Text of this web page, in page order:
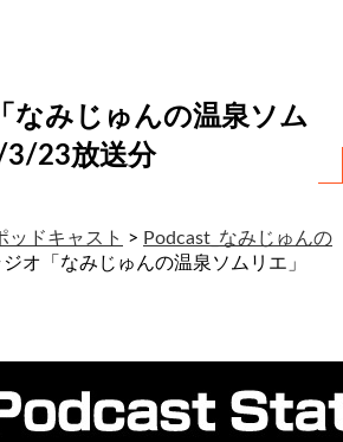
なみじゅんの温泉ソム
3/23放送分
ッドキャスト > Podcast_なみじゅんの
オ「なみじゅんの温泉ソムリエ」